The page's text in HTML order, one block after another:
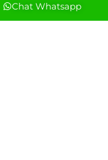
Chat Whatsapp